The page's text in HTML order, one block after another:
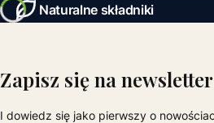
Naturalne składniki
Zapisz się na newsletter
I dowiedz się jako pierwszy o